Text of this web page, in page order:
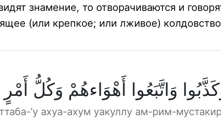
знамение, то отворачиваются и
(или крепкое; или лживое)
وَاتَّبَعُوا أَهْوَاءهُمْ وَكُلُّ
’у ахуа-ахум уакуллу ам-рим-